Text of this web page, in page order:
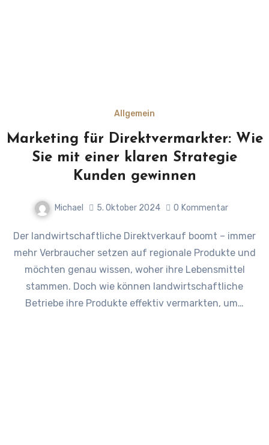
Allgemein
Marketing für Direktvermarkter: Wie
Sie mit einer klaren Strategie
Kunden gewinnen
Michael 5. Oktober 2024 0 Kommentar
Der landwirtschaftliche Direktverkauf boomt – immer
mehr Verbraucher setzen auf regionale Produkte und
möchten genau wissen, woher ihre Lebensmittel
stammen. Doch wie können landwirtschaftliche
Betriebe ihre Produkte effektiv vermarkten, um…